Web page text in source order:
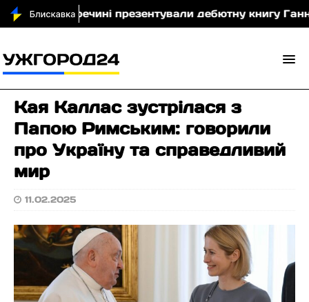
У Перечині презентували дебютну книгу Ганни
Кая Каллас зустрілася з
Папою Римським: говорили
про Україну та справедливий
мир
11.02.2025